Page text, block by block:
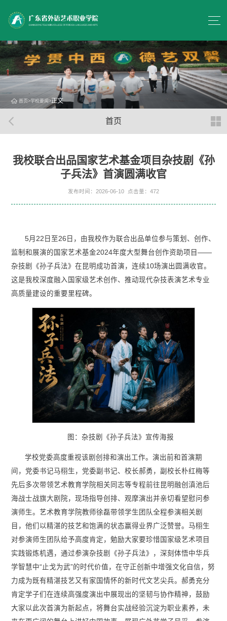
首页>学校要闻>正文
首页
我校联合出品国家艺术基金项目杂技剧《孙
子兵法》首演圆满收官
发布时间：2026-06-10 点击量：472
5月22日至26日，由我校作为联合出品单位参与策划、创作、
监制和展演的国家艺术基金2024年度大型舞台创作资助项目——
杂技剧《孙子兵法》在昆明成功首演，连续10场演出圆满收官。
这是我校深度融入国家级艺术创作、推动现代杂技表演艺术专业
高质量建设的重要里程碑。
图：杂技剧《孙子兵法》宣传海报
学校党委高度重视该剧创排和演出工作。演出前和首演期
间，党委书记马栩生，党委副书记、校长郝勇，副校长朴红梅等
先后多次带领艺术教育学院相关同志等专程前往昆明融创滇池后
海战士战旗大剧院，现场指导创排、观摩演出并亲切看望慰问参
演师生。艺术教育学院教师徐磊带领学生团队全程参演相关剧
目，他们以精湛的技艺和饱满的状态赢得业界广泛赞誉。马栩生
对参演师生团队给予高度肯定，勉励大家要珍惜国家级艺术项目
实践锻炼机遇，通过参演杂技剧《孙子兵法》，深刻体悟中华兵
学智慧中“止戈为武”的时代价值，在守正创新中增强文化自信，努
力成为既有精湛技艺又有家国情怀的新时代文艺尖兵。郝勇充分
肯定学子们在连续高强度演出中展现出的坚韧与协作精神，鼓励
大家以此次首演为新起点，将舞台实战经验沉淀为职业素养，未